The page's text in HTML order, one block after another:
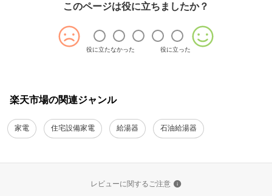
このページは役に立ちましたか？
役に立たなかった 役に立った
楽天市場の関連ジャンル
家電 住宅設備家電 給湯器 石油給湯器
レビューに関するご注意